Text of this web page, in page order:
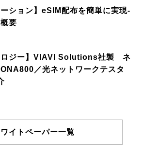
ーション】eSIM配布を簡単に実現-
要
ロジー】VIAVI Solutions社製 ネ
／光ネットワークテスタ
イトペーパー一覧